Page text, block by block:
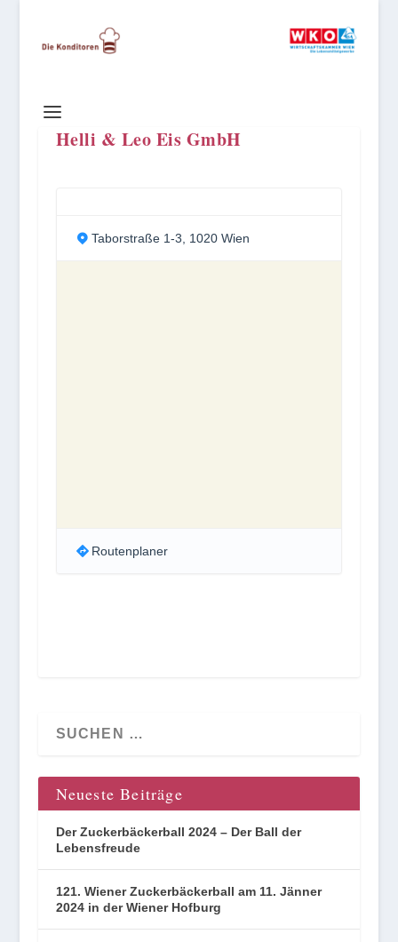
Helli & Leo Eis GmbH
Taborstraße 1-3, 1020 Wien
Routenplaner
Neueste Beiträge
Der Zuckerbäckerball 2024 – Der Ball der
Lebensfreude
121. Wiener Zuckerbäckerball am 11. Jänner
2024 in der Wiener Hofburg